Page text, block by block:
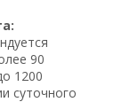
90
1200
суточного